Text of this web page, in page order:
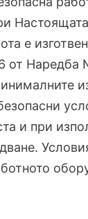
е
от Наредба
и при